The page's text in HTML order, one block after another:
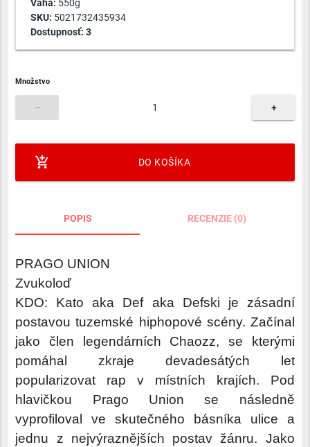
Váha: 550g
SKU: 5021732435934
Dostupnosť: 3
Množstvo
– +
add_shopping_cart DO KOŠÍKA
POPIS RECENZIE (0)
PRAGO UNION
Zvukoloď
KDO: Kato aka Def aka Defski je zásadní
postavou tuzemské hiphopové scény. Začínal
jako člen legendárních Chaozz, se kterými
pomáhal zkraje devadesátých let
popularizovat rap v místních krajích. Pod
hlavičkou Prago Union se následně
vyprofiloval ve skutečného básníka ulice a
jednu z nejvýraznějších postav žánru. Jako